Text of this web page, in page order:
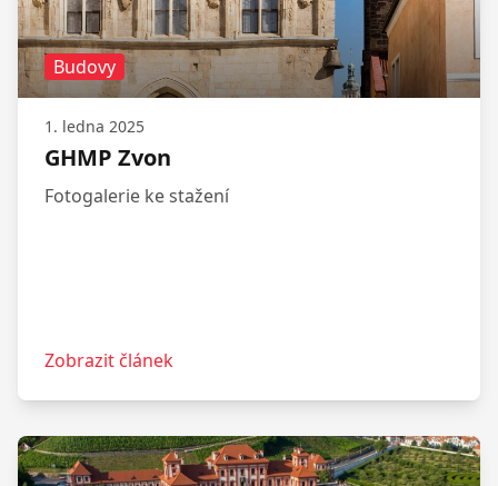
Budovy
1. ledna 2025
GHMP Zvon
Fotogalerie ke stažení
Zobrazit článek